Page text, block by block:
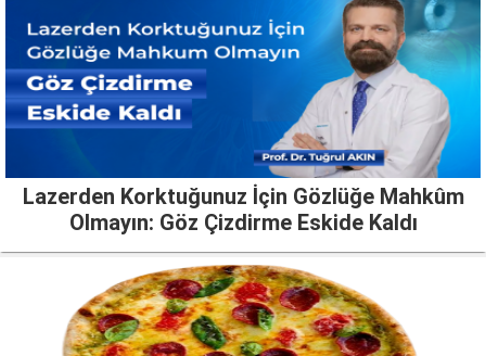
Lazerden Korktuğunuz İçin Gözlüğe Mahkûm
Olmayın: Göz Çizdirme Eskide Kaldı